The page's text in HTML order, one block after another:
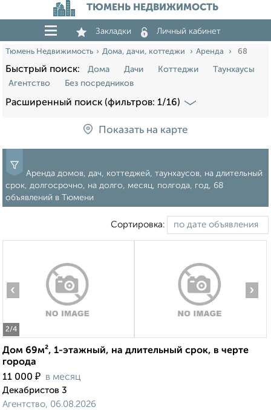
ТЮМЕНЬ НЕДВИЖИМОСТЬ
Закладки Личный кабинет
Тюмень Недвижимость Дома, дачи, коттеджи Аренда 68
Быстрый поиск: Дома Дачи Коттеджи
Таунхаусы
Агентство
Без посредников
Расширенный поиск (фильтров: 1/16)
Показать на карте
Аренда домов, дач, коттеджей, таунхаусов, на длительный
срок, долгосрочно, на долго, месяц, полгода, год, 68
объявлений в Тюмени
Сортировка:
2/4
‹ ›
Дом 69м², 1-этажный, на длительный срок, в черте
города
11 000 ₽ в месяц
Декабристов 3
Агентство, 06.08.2026